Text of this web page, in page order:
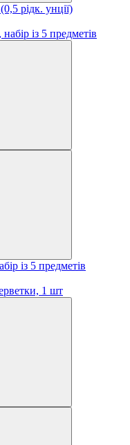
рідк. унції)
із 5 предметів